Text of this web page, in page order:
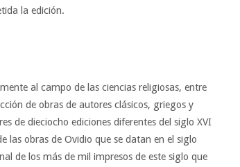
la edición.
al campo de las ciencias religiosas, entre
de obras de autores clásicos, griegos y
de dieciocho ediciones diferentes del siglo XVI
las obras de Ovidio que se datan en el siglo
de los más de mil impresos de este siglo que